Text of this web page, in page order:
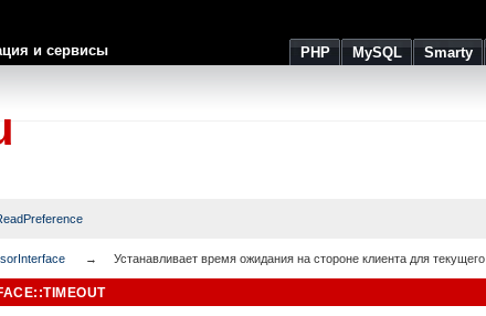
и сервисы PHP MySQL Smarty
Устанавливает время ожидания на стороне клиента для